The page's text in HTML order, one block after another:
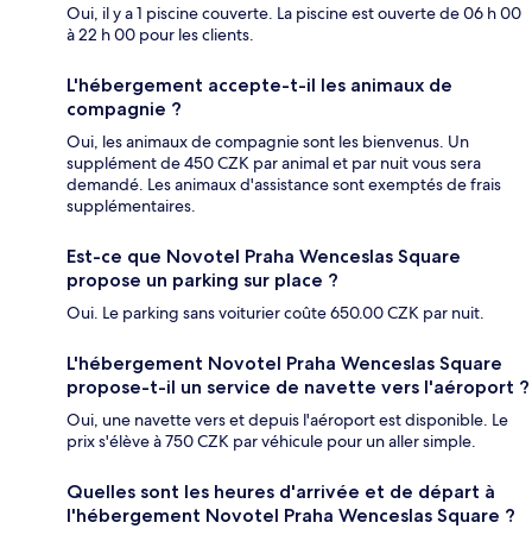
Oui, il y a 1 piscine couverte. La piscine est ouverte de 06 h 00
à 22 h 00 pour les clients.
L'hébergement accepte-t-il les animaux de
compagnie ?
Oui, les animaux de compagnie sont les bienvenus. Un
supplément de 450 CZK par animal et par nuit vous sera
demandé. Les animaux d'assistance sont exemptés de frais
supplémentaires.
Est-ce que Novotel Praha Wenceslas Square
propose un parking sur place ?
Oui. Le parking sans voiturier coûte 650.00 CZK par nuit.
L'hébergement Novotel Praha Wenceslas Square
propose-t-il un service de navette vers l'aéroport ?
Oui, une navette vers et depuis l'aéroport est disponible. Le
prix s'élève à 750 CZK par véhicule pour un aller simple.
Quelles sont les heures d'arrivée et de départ à
l'hébergement Novotel Praha Wenceslas Square ?